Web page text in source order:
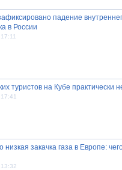
падение
в России
туристов на Кубе практически
низкая закачка газа в Европе:
13:32